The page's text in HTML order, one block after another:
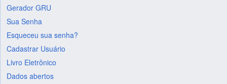
Gerador GRU
Sua Senha
Esqueceu sua senha?
Cadastrar Usuário
Livro Eletrônico
Dados abertos